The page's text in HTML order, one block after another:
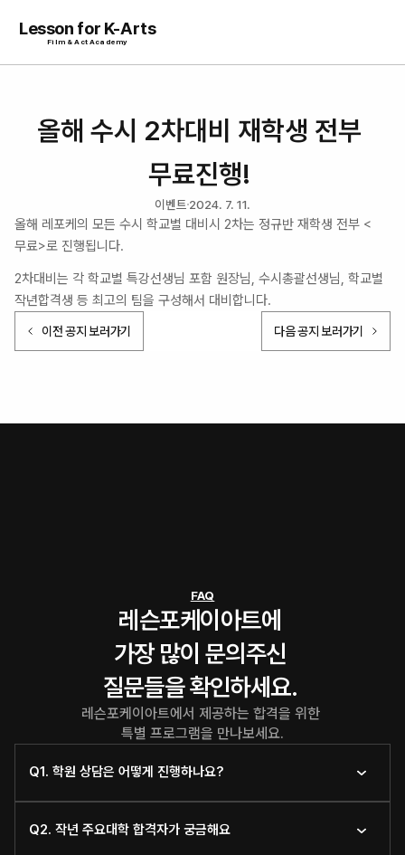
Lesson for K-Arts
Film & Act Academy
올해 수시 2차대비 재학생 전부
무료진행!
이벤트 2024. 7. 11.
올해 레포케의 모든 수시 학교별 대비시 2차는 정규반 재학생 전부 <
무료>로 진행됩니다.
2차대비는 각 학교별 특강선생님 포함 원장님, 수시총괄선생님, 학교별
작년합격생 등 최고의 팀을 구성해서 대비합니다.
이전 공지 보러가기 다음 공지 보러가기
FAQ
레슨포케이아트에
가장 많이 문의주신
질문들을 확인하세요.
레슨포케이아트에서 제공하는 합격을 위한
특별 프로그램을 만나보세요.
Q1. 학원 상담은 어떻게 진행하나요?
Q2. 작년 주요대학 합격자가 궁금해요